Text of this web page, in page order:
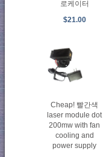
로케이터
$21.00
Cheap! 빨간색
laser module dot
200mw with fan
cooling and
power supply